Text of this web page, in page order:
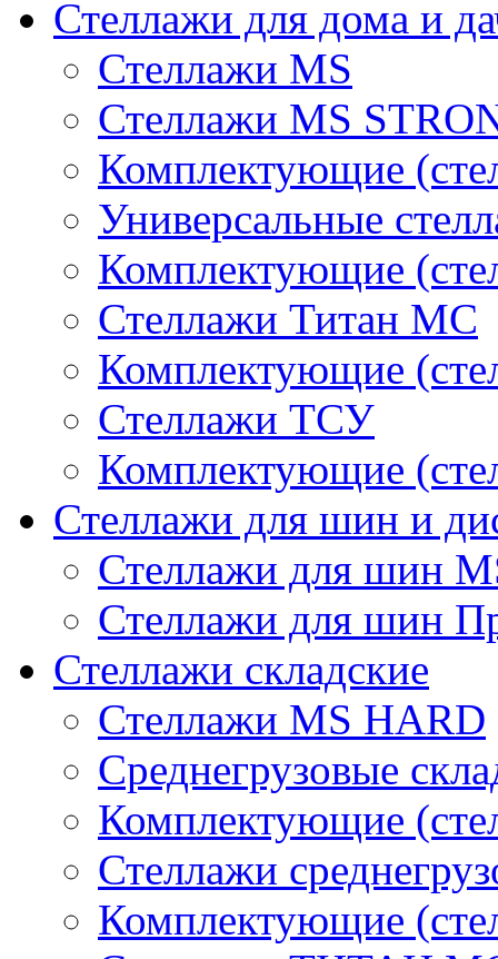
Стеллажи для дома и
Стеллажи MS
Стеллажи MS
Комплектующие
Универсальные
Комплектующие
Стеллажи Титан МС
Комплектующие
Стеллажи ТСУ
Комплектующие
Стеллажи для шин и
Стеллажи для шин
Стеллажи для шин
Стеллажи складские
Стеллажи MS HARD
Среднегрузовые
Комплектующие
Стеллажи
Комплектующие